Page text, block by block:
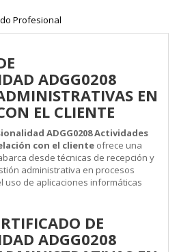
Profesional
ADGG0208
EN
EL CLIENTE
ADGG0208 Actividades
con el cliente ofrece una
desde técnicas de recepción y
administrativa en procesos
uso de aplicaciones informáticas
DE
ADGG0208